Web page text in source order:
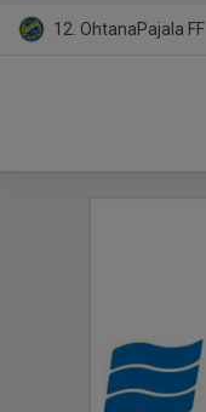
12. OhtanaPajala FF